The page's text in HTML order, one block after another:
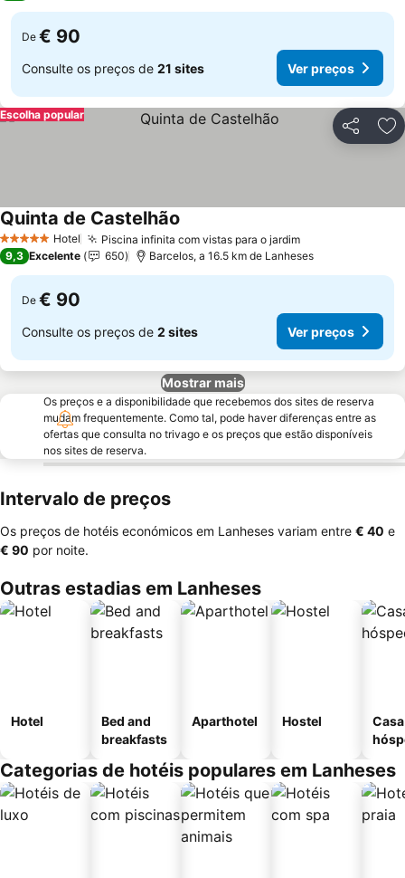
De € 90
Consulte os preços de 21 sites Ver preços
Partilhar
Escolha popular
5 Estrelas Hotel Piscina infinita com vistas para o jardimVer preços
Quinta de Castelhão
9,3 Excelente 650 Barcelos, a 16.5 km de Lanheses
De € 90
Consulte os preços de 2 sites Ver preços
Mostrar mais
Os preços e a disponibilidade que recebemos dos sites de reserva
mudam frequentemente. Como tal, pode haver diferenças entre as
ofertas que consulta no trivago e os preços que estão disponíveis
nos sites de reserva.
Intervalo de preços
Os preços de hotéis económicos em Lanheses variam entre ‎€ 40 e
‎€ 90 por noite.
Outras estadias em Lanheses
Hotel
Bed and
breakfasts
Aparthotel Hostel
Categorias de hotéis populares em Lanheses